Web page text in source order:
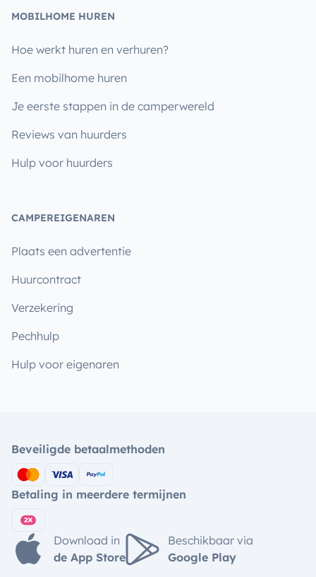
MOBILHOME HUREN
Hoe werkt huren en verhuren?
Een mobilhome huren
Je eerste stappen in de camperwereld
Reviews van huurders
Hulp voor huurders
CAMPEREIGENAREN
Plaats een advertentie
Huurcontract
Verzekering
Pechhulp
Hulp voor eigenaren
Beveiligde betaalmethoden
Betaling in meerdere termijnen
Download in
de App Store
Beschikbaar via
Google Play